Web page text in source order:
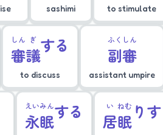
sashimi to stimulate
審
しん
議
ぎ する
to discuss
副
ふく
審
しん
assistant umpire
永
えい
眠
みんする 居
い
眠
ねむ り